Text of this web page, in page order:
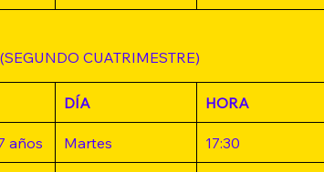
CUATRIMESTRE)
DÍA HORA
años Martes 17:30